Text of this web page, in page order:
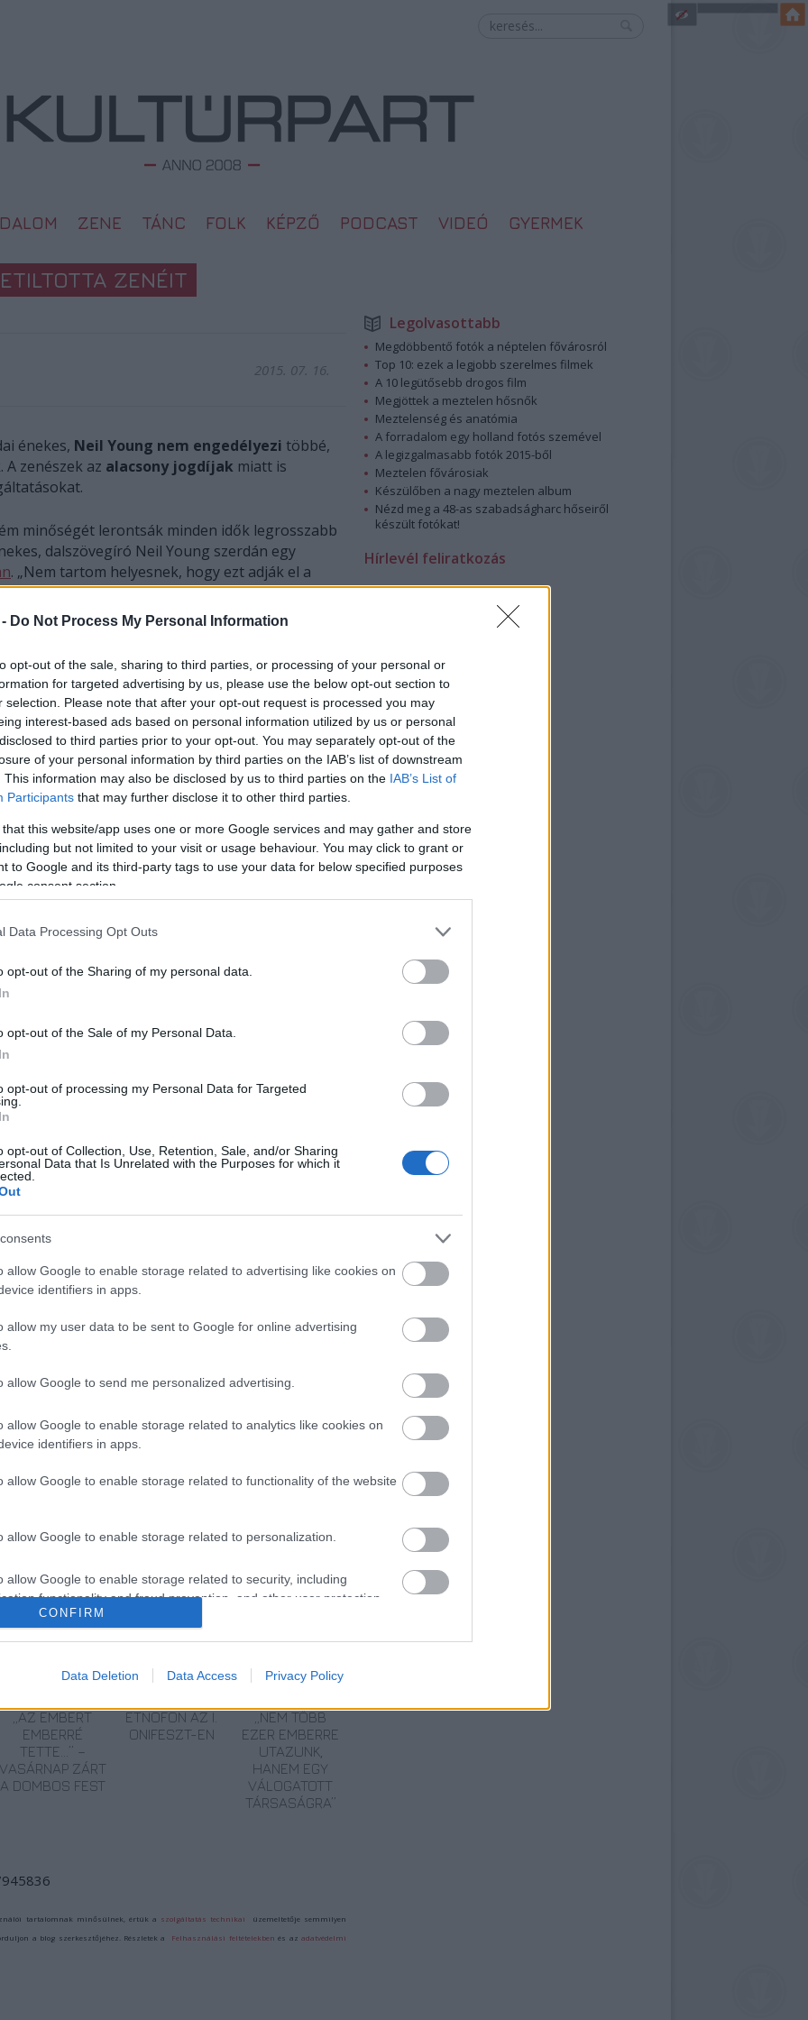
Do Not Process My Personal Information
opt-out of the sale, sharing to third parties, or processing of your personal or
for targeted advertising by us, please use the below opt-out section to
selection. Please note that after your opt-out request is processed you may
interest-based ads based on personal information utilized by us or personal
to third parties prior to your opt-out. You may separately opt-out of the
of your personal information by third parties on the IAB’s list of downstream
This information may also be disclosed by us to third parties on the IAB’s List of
Participants that may further disclose it to other third parties.
that this website/app uses one or more Google services and may gather and store
but not limited to your visit or usage behaviour. You may click to grant or
to Google and its third-party tags to use your data for below specified purposes
consent section.
Data Processing Opt Outs
opt-out of the Sharing of my personal data.
opt-out of the Sale of my Personal Data.
opt-out of processing my Personal Data for Targeted
opt-out of Collection, Use, Retention, Sale, and/or Sharing
Data that Is Unrelated with the Purposes for which it
allow Google to enable storage related to advertising like cookies on
identifiers in apps.
allow my user data to be sent to Google for online advertising
allow Google to send me personalized advertising.
allow Google to enable storage related to analytics like cookies on
identifiers in apps.
allow Google to enable storage related to functionality of the website
allow Google to enable storage related to personalization.
allow Google to enable storage related to security, including
functionality and fraud prevention, and other user protection.
CONFIRM
Data Deletion Data Access Privacy Policy
ZENE TÁNC FOLK KÉPZŐ PODCAST VIDEÓ GYERMEK
ZENÉIT
2015. 07. 16.
énekes, Neil Young nem engedélyezi többé,
A zenészek az alacsony jogdíjak miatt is
minőségét lerontsák minden idők legrosszabb
dalszövegíró Neil Young szerdán egy
. „Nem tartom helyesnek, hogy ezt adják el a
(Fotó: stereogum.com)
zeneszámok minőségét, ezért elkezdte
lejátszót
mint a tömörített MP3 formátummal vagy a
döntött számai letiltása mellett, bár neki is
rossz szerződési feltételeknek köszönhetően,
rocksztár kritikája újabb lökést adott a Spotify
ellen indult hadjáratnak: a zenészek közül
alacsony jogdíjakat.
egyik legnagyobb rocksztárjának számított.
Springfield és a Crosby, Stills, Nash & Young,
„AZ EMBERT
EMBERRÉ
TETTE…” –
VASÁRNAP ZÁRT
A DOMBOS FEST
ETNOFON AZ I.
ONIFESZT-EN
„NEM TÖBB
EZER EMBERRE
UTAZUNK,
HANEM EGY
VÁLOGATOTT
TÁRSASÁGRA”
tartalomnak minősülnek, értük a szolgáltatás technikai üzemeltetője semmilyen
a blog szerkesztőjéhez. Részletek a Felhasználási feltételekben és azadatvédelmi
Legolvasottabb
Megdöbbentő fotók a néptelen fővárosról
Top 10: ezek a legjobb szerelmes filmek
A 10 legütősebb drogos film
Megjöttek a meztelen hősnők
Meztelenség és anatómia
A forradalom egy holland fotós szemével
A legizgalmasabb fotók 2015-ből
Meztelen fővárosiak
Készülőben a nagy meztelen album
Nézd meg a 48-as szabadságharc hőseiről
készült fotókat!
Hírlevél feliratkozás